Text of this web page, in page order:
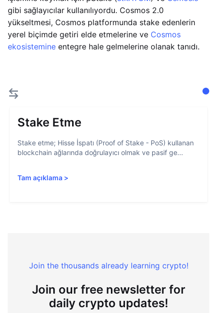
gibi sağlayıcılar kullanılıyordu. Cosmos 2.0
yükseltmesi, Cosmos platformunda stake edenlerin
yerel biçimde getiri elde etmelerine ve Cosmos
ekosistemine entegre hale gelmelerine olanak tanıdı.
Stake Etme
Stake etme; Hisse İspatı (Proof of Stake - PoS) kullanan
blockchain ağlarında doğrulayıcı olmak ve pasif ge...
Tam açıklama >
Join the thousands already learning crypto!
Join our free newsletter for
daily crypto updates!